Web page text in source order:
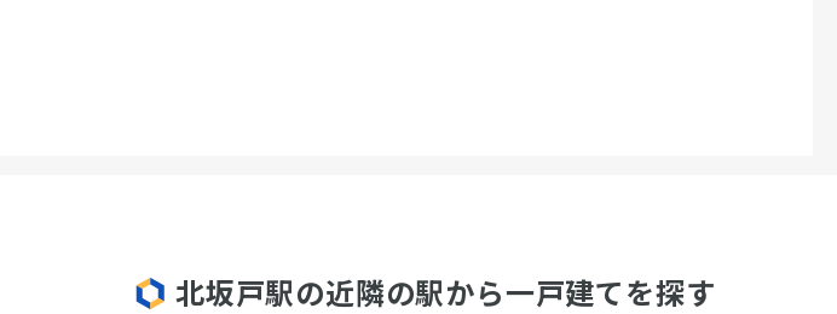
北坂戸駅の近隣の駅から一戸建てを探す